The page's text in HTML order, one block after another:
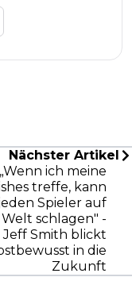
Nächster Artikel
„Wenn ich meine
treffe, kann
Spieler auf
schlagen" -
Jeff Smith blickt
in die
Zukunft